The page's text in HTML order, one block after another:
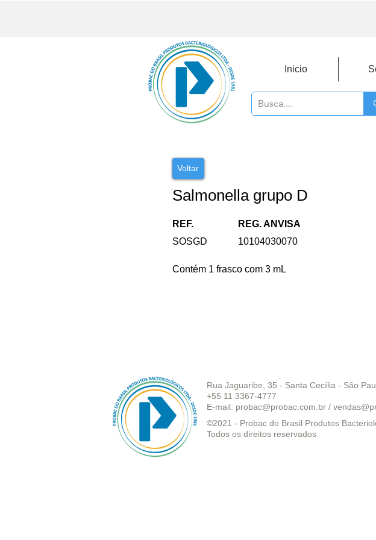
Inicio
Voltar
Salmonella grupo D
REF.
SOSGD
REG. ANVISA
10104030070
Contém 1 frasco com 3 mL
Rua Jaguaribe, 35 - Santa Cecília - São
+55 11 3367-4777
E-mail: probac@probac.com.br /
©2021 - Probac do Brasil Produtos
Todos os direitos reservados